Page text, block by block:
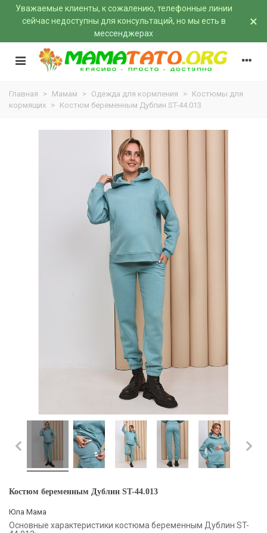
Уважаемые клиенты, к сожалению, телефонные линии
сейчас недоступны для консультаций, но мы есть в
мессенджерах
×
Главная > Мамам > Одежда для кормления > Костюмы для
кормящих > Костюм беременным Дублин ST-44.013
Костюм беременным Дублин ST-44.013
Юла Мама
Основные характеристики костюма беременным Дублин ST-